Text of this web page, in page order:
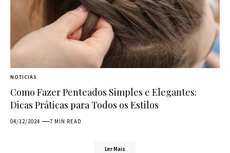
NOTICIAS
Como Fazer Penteados Simples e Elegantes:
Dicas Práticas para Todos os Estilos
04/12/2024 7 MIN READ
Ler Mais